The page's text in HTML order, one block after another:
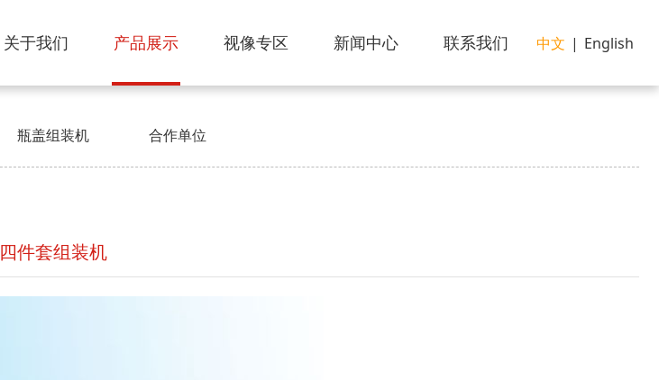
中文 | English
关于我们 产品展示 视像专区 新闻中心 联系我们
瓶盖组装机 合作单位
四件套组装机